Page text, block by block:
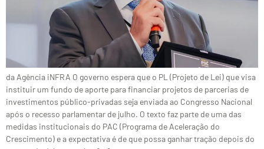
da Agência iNFRA O governo espera que o PL (Projeto de Lei) que visa
instituir um fundo de aporte para financiar projetos de parcerias de
investimentos público-privadas seja enviada ao Congresso Nacional
após o recesso parlamentar de julho. O texto faz parte de uma das
medidas institucionais do PAC (Programa de Aceleração do
Crescimento) e a expectativa é de que possa ganhar tração depois do